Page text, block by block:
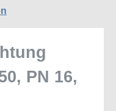
PN 16,